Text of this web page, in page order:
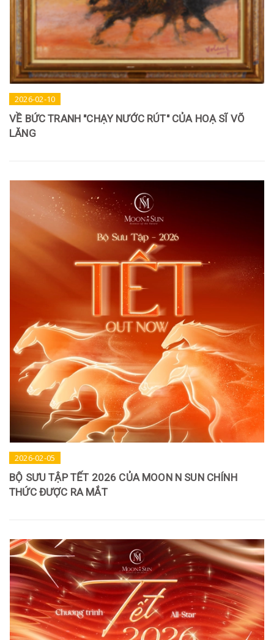
2026-02-10
VỀ BỨC TRANH "CHẠY NƯỚC RÚT" CỦA HOẠ SĨ VÕ
LĂNG
2026-02-05
BỘ SƯU TẬP TẾT 2026 CỦA MOON N SUN CHÍNH
THỨC ĐƯỢC RA MẮT